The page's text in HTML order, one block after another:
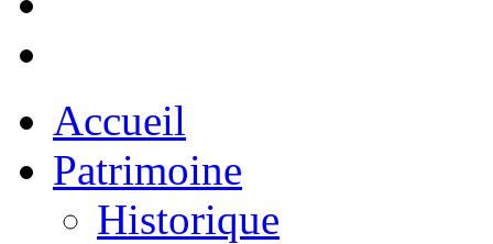
Accueil
Patrimoine
Historique